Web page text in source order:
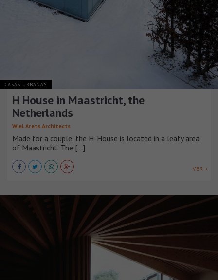
CASAS URBANAS
H House in Maastricht, the
Netherlands
Wiel Arets Architects
Made for a couple, the H-House is located in a leafy area
of Maastricht. The [...]
VER +